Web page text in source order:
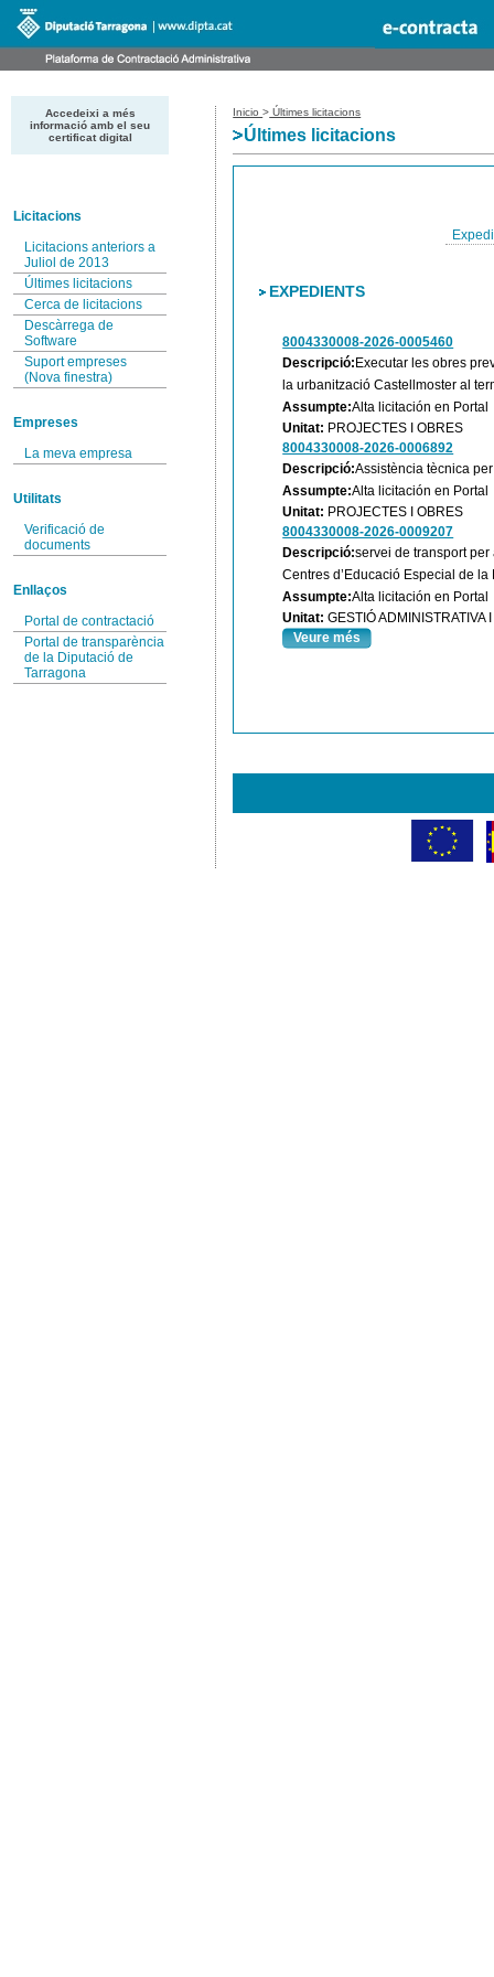
Accedeixi a més
informació amb el seu
certificat digital
Licitacions
Licitacions anteriors a
Juliol de 2013
Últimes licitacions
Cerca de licitacions
Descàrrega de
Software
Suport empreses
(Nova finestra)
Empreses
La meva empresa
Utilitats
Verificació de
documents
Enllaços
Portal de contractació
Portal de transparència
de la Diputació de
Tarragona
Inicio> Últimes licitacions
Últimes licitacions
EXPEDIENTS
8004330008-2026-0005460
Descripció:Executar les obres
la urbanització Castellmoster al
Assumpte:Alta licitación en Portal
Unitat: PROJECTES I OBRES
8004330008-2026-0006892
Descripció:Assistència tècnica
Assumpte:Alta licitación en Portal
Unitat: PROJECTES I OBRES
8004330008-2026-0009207
Descripció:servei de transport
Centres d’Educació Especial de
Assumpte:Alta licitación en Portal
Unitat:GESTIÓ ADMINISTRATIVA
Veure més